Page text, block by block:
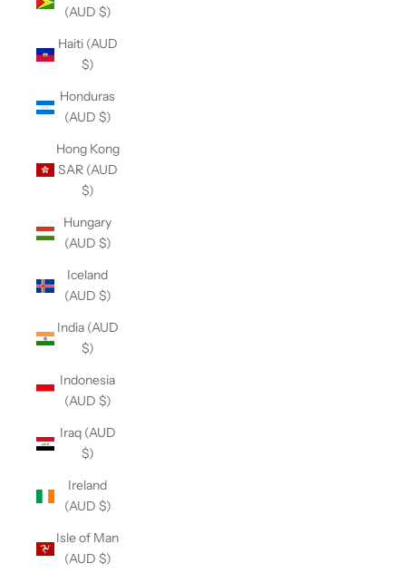
(AUD $)
Haiti (AUD
$)
Honduras
(AUD $)
Hong Kong
SAR (AUD
$)
Hungary
(AUD $)
Iceland
(AUD $)
India (AUD
$)
Indonesia
(AUD $)
Iraq (AUD
$)
Ireland
(AUD $)
Isle of Man
(AUD $)